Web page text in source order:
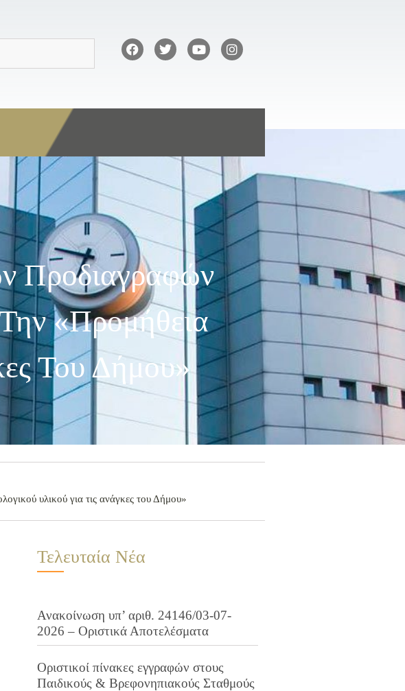
Προδιαγραφών
«Προμήθεια
Του Δήμου»
υλικού για τις ανάγκες του Δήμου»
Τελευταία Νέα
Ανακοίνωση υπ’ αριθ. 24146/03-07-
2026 – Οριστικά Αποτελέσματα
Οριστικοί πίνακες εγγραφών στους
Παιδικούς & Βρεφονηπιακούς Σταθμούς